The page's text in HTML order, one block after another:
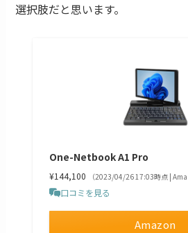
選択肢だと思います。
One-Netbook A1 Pro
¥144,100 （2023/04/26 17:03時点 |
口コミを見る
Amazon